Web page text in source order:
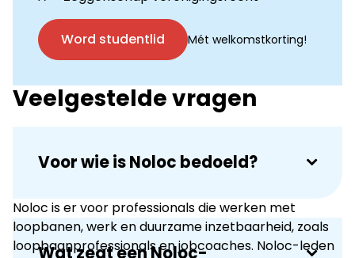
Word studentlid Mét welkomstkorting!
Veelgestelde vragen
Voor wie is Noloc bedoeld?
Noloc is er voor professionals die werken met
loopbanen, werk en duurzame inzetbaarheid, zoals
loopbaanprofessionals en jobcoaches. Noloc-leden